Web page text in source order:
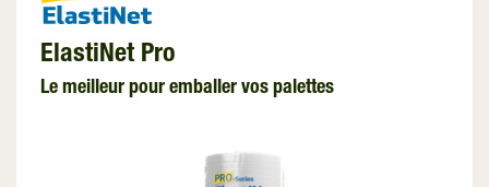
Ficelle
Film
d’enrubannage
ElastiNet Pro
Le meilleur pour emballer vos palettes